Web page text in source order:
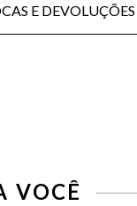
E DEVOLUÇÕES
VOCÊ